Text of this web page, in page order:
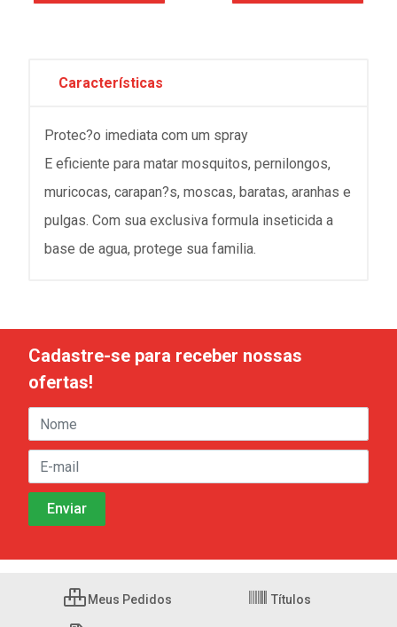
Características
Protec?o imediata com um spray
E eficiente para matar mosquitos, pernilongos,
muricocas, carapan?s, moscas, baratas, aranhas e
pulgas. Com sua exclusiva formula inseticida a
base de agua, protege sua familia.
Cadastre-se para receber nossas
ofertas!
Meus Pedidos Títulos